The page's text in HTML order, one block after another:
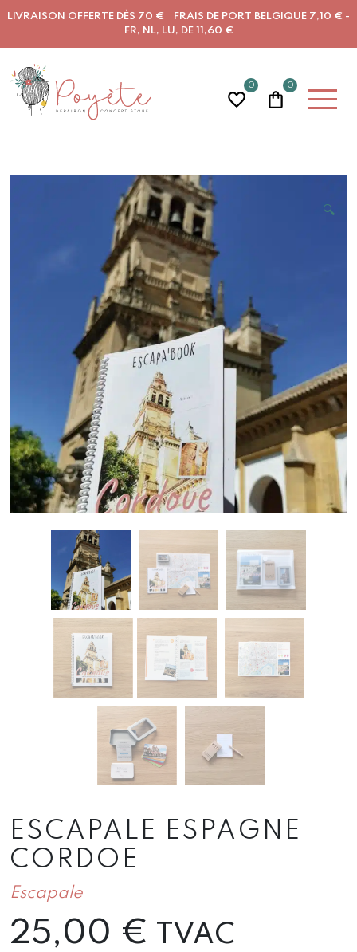
LIVRAISON OFFERTE DÈS 70 € FRAIS DE PORT BELGIQUE 7,10 € -
FR, NL, LU, DE 11,60 €
0 0
🔍
ESCAPALE ESPAGNE
CORDOE
Escapale
25,00 € TVAC